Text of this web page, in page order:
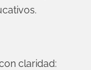
claridad: